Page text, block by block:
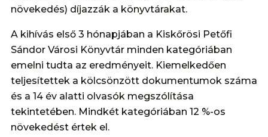
növekedés) díjazzák a könyvtárakat.
A kihívás első 3 hónapjában a Kiskőrösi Petőfi
Sándor Városi Könyvtár minden kategóriában
emelni tudta az eredményeit. Kiemelkedően
teljesítettek a kölcsönzött dokumentumok száma
és a 14 év alatti olvasók megszólítása
tekintetében. Mindkét kategóriában 12 %-os
növekedést értek el.